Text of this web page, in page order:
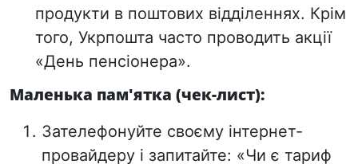
продукти в поштових відділеннях. Крім
того, Укрпошта часто проводить акції
«День пенсіонера».
Маленька пам'ятка (чек-лист):
Зателефонуйте своєму інтернет-
провайдеру і запитайте: «Чи є тариф